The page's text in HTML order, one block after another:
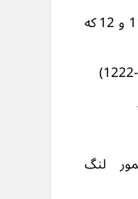
تمدن بلند قرن 11 و 12 که
لنگ